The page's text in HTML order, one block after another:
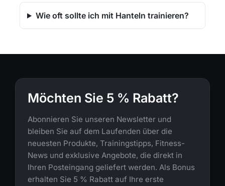
Wie oft sollte ich mit Hanteln trainieren?
Möchten Sie 5 % Rabatt?
Abonnieren Sie unseren Newsletter und
bleiben Sie auf dem Laufenden über die
neuesten Produkte, Trainingstipps, Fitness-
News und exklusive Angebote, die direkt in
Ihren Posteingang geliefert werden. Als Bonus
erhalten Sie 5 % Rabatt auf Ihre erste